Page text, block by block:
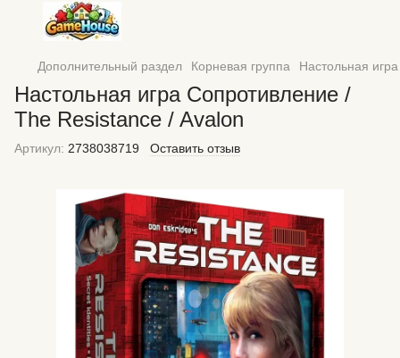
Дополнительный раздел Корневая группа Настольная
Настольная игра Сопротивление /
The Resistance / Avalon
Артикул: 2738038719 Оставить отзыв